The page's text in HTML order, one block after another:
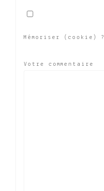
Mémoriser (cookie) ?
Votre commentaire